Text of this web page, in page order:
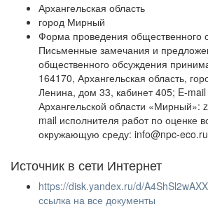
Архангельская область
город Мирный
Форма проведения общественного
Письменные замечания и
общественного обсуждения
164170, Архангельская область,
Ленина, дом 33, кабинет 405; E-
Архангельской области «Мирный»:
mail исполнителя работ по оценке
окружающую среду: info@npc-
Источник в сети Интернет
https://disk.yandex.ru/d/
ссылка на все документы